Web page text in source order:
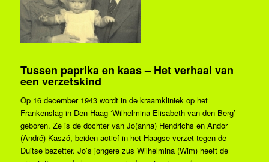
Tussen paprika en kaas – Het verhaal van
een verzetskind
Op 16 december 1943 wordt in de kraamkliniek op het
Frankenslag in Den Haag ‘Wilhelmina Elisabeth van den Berg’
geboren. Ze is de dochter van Jo(anna) Hendrichs en Andor
(André) Kaszó, beiden actief in het Haagse verzet tegen de
Duitse bezetter. Jo’s jongere zus Wilhelmina (Wim) heeft de